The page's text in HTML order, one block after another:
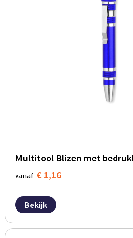
Multitool Blizen met
vanaf € 1,16
Bekijk